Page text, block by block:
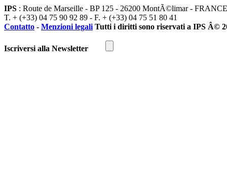
IPS : Route de Marseille - BP 125 - 26200 MontÃ©limar - FRANCE
T. + (+33) 04 75 90 92 89 - F. + (+33) 04 75 51 80 41
Contatto - Menzioni legali Tutti i diritti sono riservati a IPS Â©
Iscriversi alla Newsletter